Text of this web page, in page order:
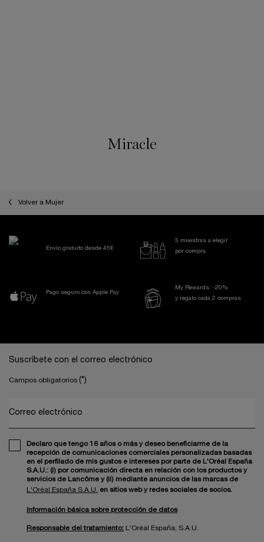
Miracle
Volver a Mujer
Envío gratuito desde 45€
3 muestras a elegir
por compra
Pago seguro con Apple Pay
My Rewards: -20%
y regalo cada 2 compras
Suscríbete con el correo electrónico
Campos obligatorios (*)
Correo electrónico
Declaro que tengo 16 años o más y deseo beneficiarme de la
recepción de comunicaciones comerciales personalizadas basadas
en el perfilado de mis gustos e intereses por parte de L'Oréal España
S.A.U.: (i) por comunicación directa en relación con los productos y
servicios de Lancôme y (ii) mediante anuncios de las marcas de
L'Oréal España S.A.U.
en sitios web y redes sociales de socios.
Información básica sobre protección de datos
Responsable del tratamiento: L'Oréal España, S.A.U.